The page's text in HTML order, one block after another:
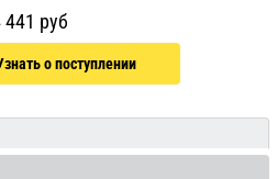
441 руб
о поступлении